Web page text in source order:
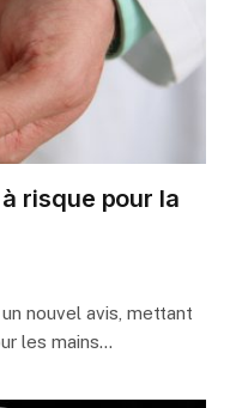
risque pour la
nouvel avis, mettant
les mains…